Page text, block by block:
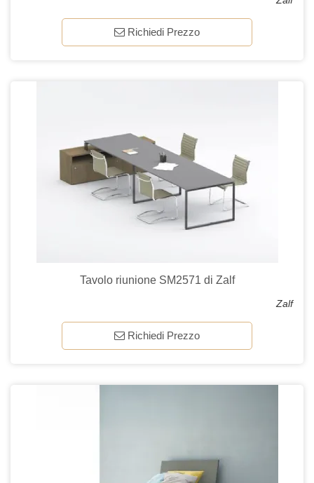
Richiedi Prezzo
Tavolo riunione SM2571 di Zalf
Zalf
Richiedi Prezzo